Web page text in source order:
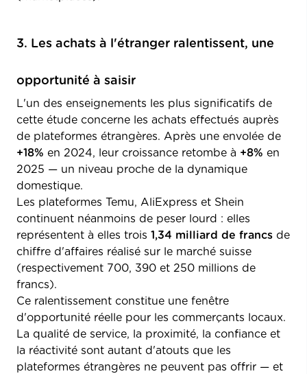
3. Les achats à l'étranger ralentissent, une
opportunité à saisir
L'un des enseignements les plus significatifs de
cette étude concerne les achats effectués auprès
de plateformes étrangères. Après une envolée de
+18% en 2024, leur croissance retombe à +8% en
2025 — un niveau proche de la dynamique
domestique.
Les plateformes Temu, AliExpress et Shein
continuent néanmoins de peser lourd : elles
représentent à elles trois 1,34 milliard de francs de
chiffre d'affaires réalisé sur le marché suisse
(respectivement 700, 390 et 250 millions de
francs).
Ce ralentissement constitue une fenêtre
d'opportunité réelle pour les commerçants locaux.
La qualité de service, la proximité, la confiance et
la réactivité sont autant d'atouts que les
plateformes étrangères ne peuvent pas offrir — et